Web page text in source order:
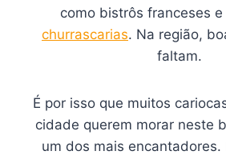
como bistrôs franceses
churrascarias. Na região,
faltam.
É por isso que muitos
cidade querem morar neste
um dos mais encantadores.